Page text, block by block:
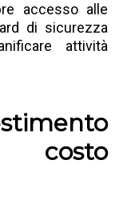
accesso alle
di sicurezza
attività